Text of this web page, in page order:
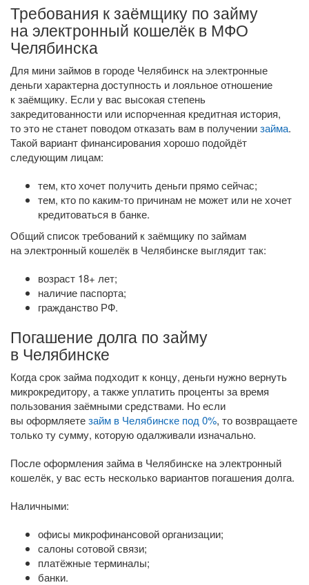
Требования к заёмщику по займу
на электронный кошелёк в МФО
Челябинска
Для мини займов в городе Челябинск на электронные
деньги характерна доступность и лояльное отношение
к заёмщику. Если у вас высокая степень
закредитованности или испорченная кредитная история,
то это не станет поводом отказать вам в получениизайма.
Такой вариант финансирования хорошо подойдёт
следующим лицам:
тем, кто хочет получить деньги прямо сейчас;
тем, кто по каким-то причинам не может или не хочет
кредитоваться в банке.
Общий список требований к заёмщику по займам
на электронный кошелёк в Челябинске выглядит так:
возраст 18+ лет;
наличие паспорта;
гражданство РФ.
Погашение долга по займу
в Челябинске
Когда срок займа подходит к концу, деньги нужно вернуть
микрокредитору, а также уплатить проценты за время
пользования заёмными средствами. Но если
вы оформляетезайм в Челябинске под 0%, то возвращаете
только ту сумму, которую одалживали изначально.
После оформления займа в Челябинске на электронный
кошелёк, у вас есть несколько вариантов погашения долга.
Наличными:
офисы микрофинансовой организации;
салоны сотовой связи;
платёжные терминалы;
банки.